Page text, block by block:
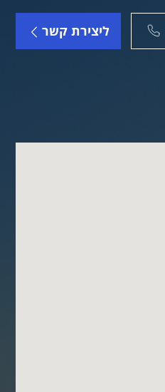
ליצירת קשר